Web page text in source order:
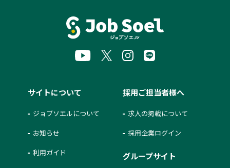
サイトについて
ジョブソエルについて
お知らせ
利用ガイド
採用ご担当者様へ
求人の掲載について
採用企業ログイン
グループサイト